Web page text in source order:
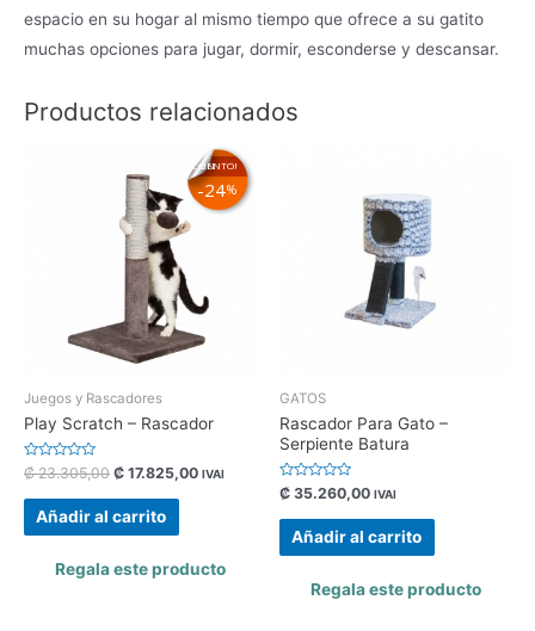
espacio en su hogar al mismo tiempo que ofrece a su gatito
muchas opciones para jugar, dormir, esconderse y descansar.
Productos relacionados
¡EN DESCUENTO!
%
24
Juegos y Rascadores
Play Scratch – Rascador
Valorado
con
0
₡23.305,00 ₡ 17.825,00 IVAI
Añadir al carrito
Regala este producto
GATOS
Rascador Para Gato –
Serpiente Batura
Valorado
con
0
₡ 35.260,00 IVAI
Añadir al carrito
Regala este producto